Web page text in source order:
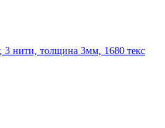
нити, толщина 3мм, 1680 текс